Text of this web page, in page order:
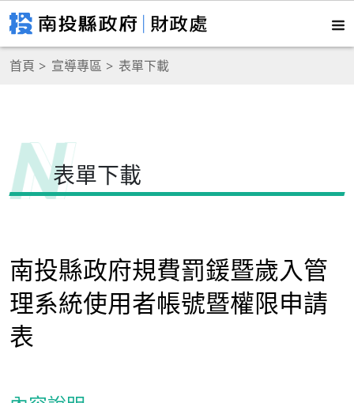
首頁 宣導專區 表單下載
表單下載
南投縣政府規費罰鍰暨歲入管
理系統使用者帳號暨權限申請
表